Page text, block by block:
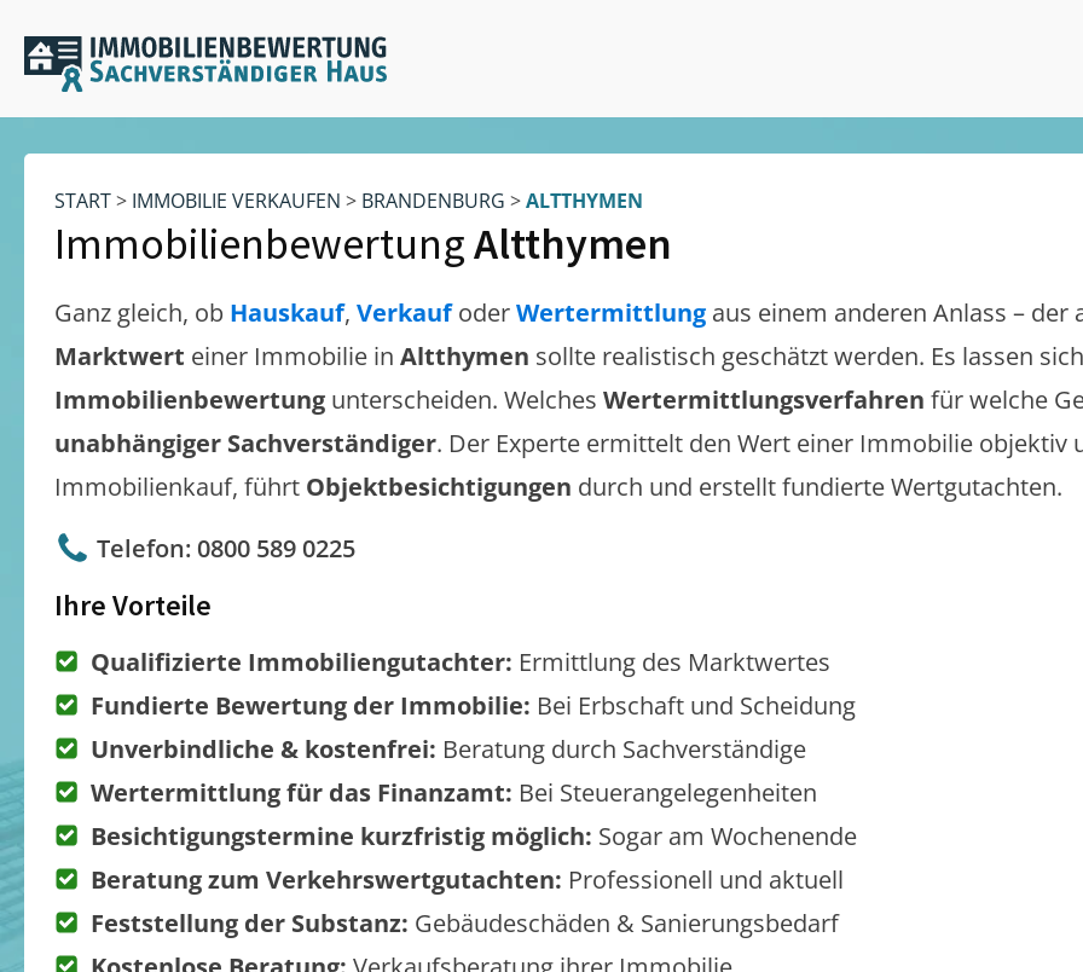
START> IMMOBILIE VERKAUFEN > BRANDENBURG >ALTTHYMEN
ImmobilienbewertungAltthymen
Ganz gleich, ob Hauskauf, VerkaufoderWertermittlung aus einem anderen Anlass – der
Marktwert einer Immobilie in Altthymen sollte realistisch geschätzt werden. Es lassen
Immobilienbewertung unterscheiden. Welches Wertermittlungsverfahren für welche
unabhängiger Sachverständiger. Der Experte ermittelt den Wert einer Immobilie objektiv
Immobilienkauf, führt Objektbesichtigungen durch und erstellt fundierte Wertgutachten.
Telefon: 0800 589 0225
Ihre Vorteile
Qualifizierte Immobiliengutachter: Ermittlung des Marktwertes
Fundierte Bewertung der Immobilie: Bei Erbschaft und Scheidung
Unverbindliche & kostenfrei: Beratung durch Sachverständige
Wertermittlung für das Finanzamt: Bei Steuerangelegenheiten
Besichtigungstermine kurzfristig möglich: Sogar am Wochenende
Beratung zum Verkehrswertgutachten: Professionell und aktuell
Feststellung der Substanz: Gebäudeschäden & Sanierungsbedarf